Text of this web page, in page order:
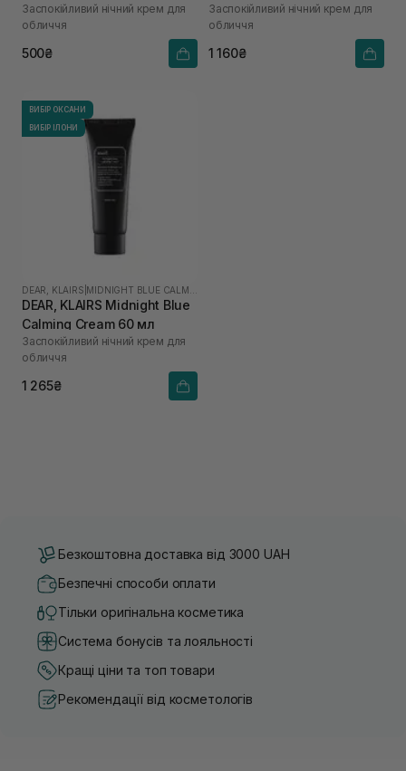
Заспокійливий нічний крем для
обличчя
500₴
Заспокійливий нічний крем для
обличчя
1 160₴
ВИБІР ОКСАНИ
ВИБІР ІЛОНИ
DEAR, KLAIRS
DEAR, KLAIRS Midnight Blue
Calming Cream 60 мл
Заспокійливий нічний крем для
обличчя
1 265₴
Безкоштовна доставка від 3000 UAH
Безпечні способи оплати
Тільки оригінальна косметика
Система бонусів та лояльності
Кращі ціни та топ товари
Рекомендації від косметологів